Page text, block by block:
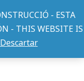
- ESTA
- THIS WEBSITE IS
Descartar